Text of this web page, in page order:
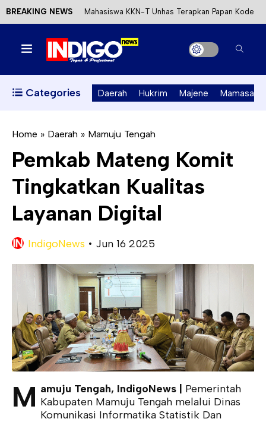
BREAKING NEWS Mahasiswa KKN-T Unhas Terapkan Papan Kode
Etik Wisata di Pantai Lawere Desa Lotang Salo
Satu DPO Pengeroyokan SPBU Tapalang
Ditangkap, Satu Lagi Kabur ke Kalimantan
Perizinan Air Tanah melalui Aplikasi SAPO
Kecewa Kapolresta Absen, APPK Mamuju
Soroti Kejanggalan Kasus Tambang Emas Ilegal
Categories Daerah Hukrim Majene Mamasa
Home » Daerah » Mamuju Tengah
Pemkab Mateng Komit
Tingkatkan Kualitas
Layanan Digital
IndigoNews • Jun 16 2025
M amuju Tengah, IndigoNews | Pemerintah
Kabupaten Mamuju Tengah melalui Dinas
Komunikasi Informatika Statistik Dan